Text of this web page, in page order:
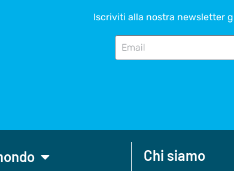
Iscriviti alla nostra newsletter
Chi siamo